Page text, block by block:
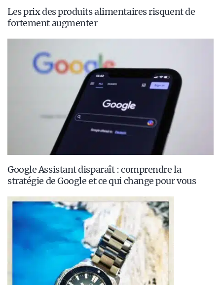
Les prix des produits alimentaires risquent de
fortement augmenter
Google Assistant disparaît : comprendre la
stratégie de Google et ce qui change pour vous